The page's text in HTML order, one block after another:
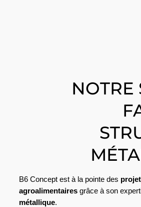
NOTRE
B6 Concept est à la pointe des
agroalimentaires grâce à son
métallique.